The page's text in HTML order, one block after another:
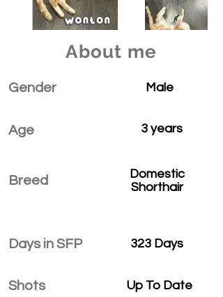
About me
Gender
Age
Breed
Days in SFP
Shots
Male
3 years
Domestic
Shorthair
323 Days
Up To Date